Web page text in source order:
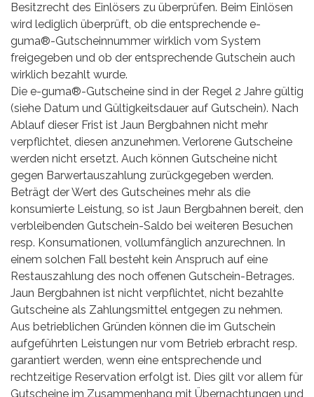
Besitzrecht des Einlösers zu überprüfen. Beim Einlösen
wird lediglich überprüft, ob die entsprechende e-
guma®-Gutscheinnummer wirklich vom System
freigegeben und ob der entsprechende Gutschein auch
wirklich bezahlt wurde.
Die e-guma®-Gutscheine sind in der Regel 2 Jahre gültig
(siehe Datum und Gültigkeitsdauer auf Gutschein). Nach
Ablauf dieser Frist ist Jaun Bergbahnen nicht mehr
verpflichtet, diesen anzunehmen. Verlorene Gutscheine
werden nicht ersetzt. Auch können Gutscheine nicht
gegen Barwertauszahlung zurückgegeben werden.
Beträgt der Wert des Gutscheines mehr als die
konsumierte Leistung, so ist Jaun Bergbahnen bereit, den
verbleibenden Gutschein-Saldo bei weiteren Besuchen
resp. Konsumationen, vollumfänglich anzurechnen. In
einem solchen Fall besteht kein Anspruch auf eine
Restauszahlung des noch offenen Gutschein-Betrages.
Jaun Bergbahnen ist nicht verpflichtet, nicht bezahlte
Gutscheine als Zahlungsmittel entgegen zu nehmen.
Aus betrieblichen Gründen können die im Gutschein
aufgeführten Leistungen nur vom Betrieb erbracht resp.
garantiert werden, wenn eine entsprechende und
rechtzeitige Reservation erfolgt ist. Dies gilt vor allem für
Gutscheine im Zusammenhang mit Übernachtungen und